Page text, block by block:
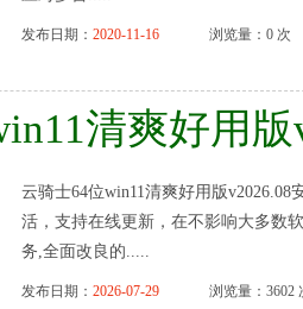
发布日期： 2020-11-16 浏览量：0 次
清爽好用版
云骑士64位win11清爽好用版
活，支持在线更新，在不影响大多数
务,全面改良的.....
发布日期： 2026-07-29 浏览量：3602